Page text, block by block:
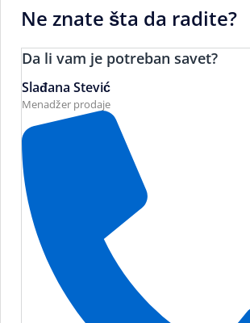
Ne znate šta da radite?
Da li vam je potreban savet?
Slađana Stević
Menadžer prodaje